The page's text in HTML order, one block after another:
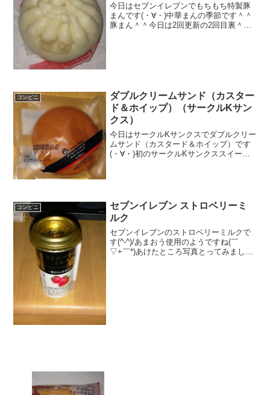
今日はセブンイレブンでもちもち特製豚
まんです(・∀・)中華まんの季節です＾＾
豚まん＾＾今日は2回更新の2回目裏＾＾
コンビニ
ダブルクリームサンド（カスター
ド＆ホイップ）（サークルKサン
クス）
今日はサークルKサンクスでダブルクリー
ムサンド（カスタード＆ホイップ）です
(・∀・)初のサークルKサンクススイーツ
コンビニ
セブンイレブン ストロベリーミ
ルク
セブンイレブンのストロベリーミルクで
す(^-^)/あまおう使用のようですね(￣
▽+￣*)あけたところ写真とってみました